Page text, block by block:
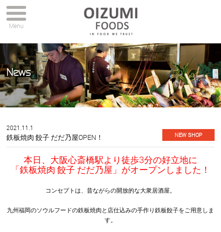
Menu
News
2021.11.1
鉄板焼肉 餃子 だだ乃屋OPEN！ NEW SHOP
本日、大阪心斎橋駅より徒歩3分の好立地に
「鉄板焼肉 餃子 だだ乃屋」がオープンしました！
コンセプトは、昔ながらの開放的な大衆居酒屋。
九州福岡のソウルフードの鉄板焼肉と店仕込みの手作り鉄板餃子をご用意しま
す。